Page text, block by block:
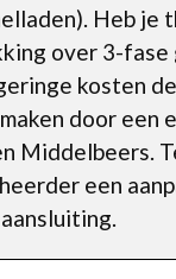
Heb je
over 3-fase
kosten
door een
Middelbeers.
een